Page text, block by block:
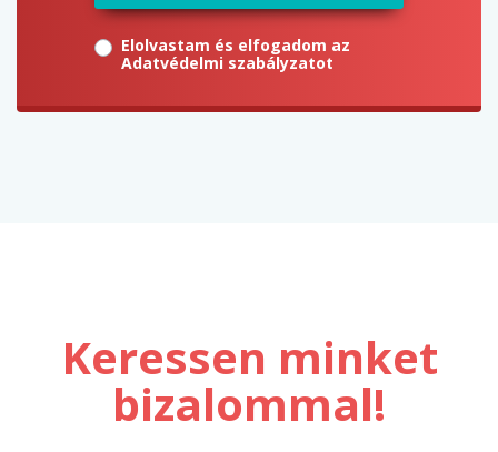
Elolvastam és elfogadom az
Adatvédelmi szabályzatot
Keressen minket
bizalommal!